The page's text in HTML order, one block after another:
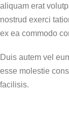
aliquam erat
nostrud exerci
ex ea commodo
Duis autem vel
esse molestie
facilisis.